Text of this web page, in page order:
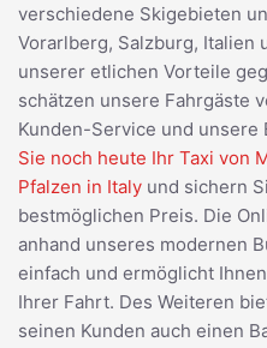
verschiedene Skigebieten
Vorarlberg, Salzburg, Italien
unserer etlichen Vorteile
schätzen unsere Fahrgäste
Kunden-Service und unsere
Sie noch heute Ihr Taxi von
Pfalzen in Italy und sichern
bestmöglichen Preis. Die
anhand unseres modernen
einfach und ermöglicht
Ihrer Fahrt. Des Weiteren
seinen Kunden auch einen